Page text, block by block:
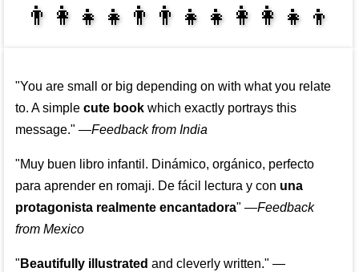
👩‍👩‍👧‍👦👨‍👨‍👧‍👧👨‍👩‍👧‍👧
👩‍👩‍👧‍👧👨‍👩‍👧‍👧
"You are small or big depending on with what you relate
to. A simple cute bookwhich exactly portrays this
message." —Feedback from India
"Muy buen libro infantil. Dinámico, orgánico, perfecto
para aprender en romaji. De fácil lectura y con una
protagonista realmente encantadora" —Feedback
from Mexico
" Beautifully illustrated and cleverly written." —